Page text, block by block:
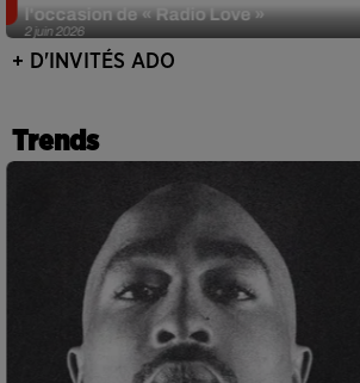
2 juin 2026
l'occasion de « Radio Love »
+ D'INVITÉS ADO
Trends